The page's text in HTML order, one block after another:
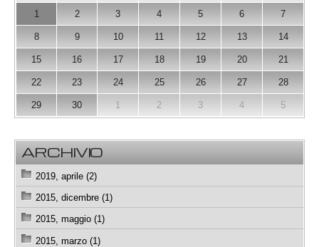
1 2 3 4 5 6 7
8 9 10 11 12 13 14
15 16 17 18 19 20 21
22 23 24 25 26 27 28
29 30 1 2 3 4 5
ARCHIVIO
2019, aprile (2)
2015, dicembre (1)
2015, maggio (1)
2015, marzo (1)